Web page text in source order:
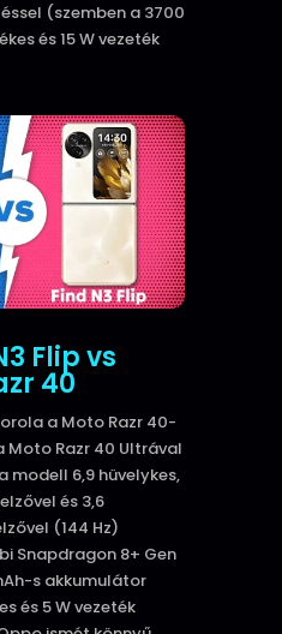
(szemben a 3700
és 15 W vezeték
Flip vs
40
a Moto Razr 40-
Moto Razr 40 Ultrával
modell 6,9 hüvelykes,
és 3,6
(144 Hz)
Snapdragon 8+ Gen
s akkumulátor
és 5 W vezeték